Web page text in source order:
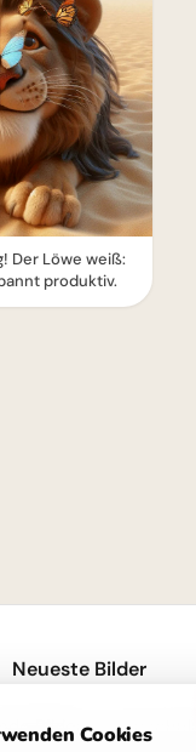
Der Löwe weiß:
produktiv.
Cookies
Neueste Bilder